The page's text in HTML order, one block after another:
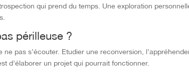
qui prend du temps. Une exploration
périlleuse ?
ne pas s’écouter. Etudier une reconversion,
d’élaborer un projet qui pourrait fonctionner.